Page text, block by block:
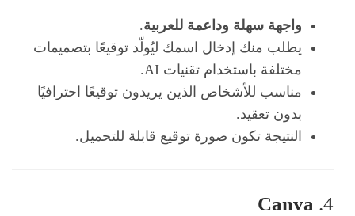
واجهة سهلة وداعمة للعربية.
يطلب منك إدخال اسمك ليُولّد توقيعًا بتصميمات
مختلفة باستخدام تقنيات AI.
مناسب للأشخاص الذين يريدون توقيعًا احترافيًا
بدون تعقيد.
النتيجة تكون صورة توقيع قابلة للتحميل.
4.
Canva